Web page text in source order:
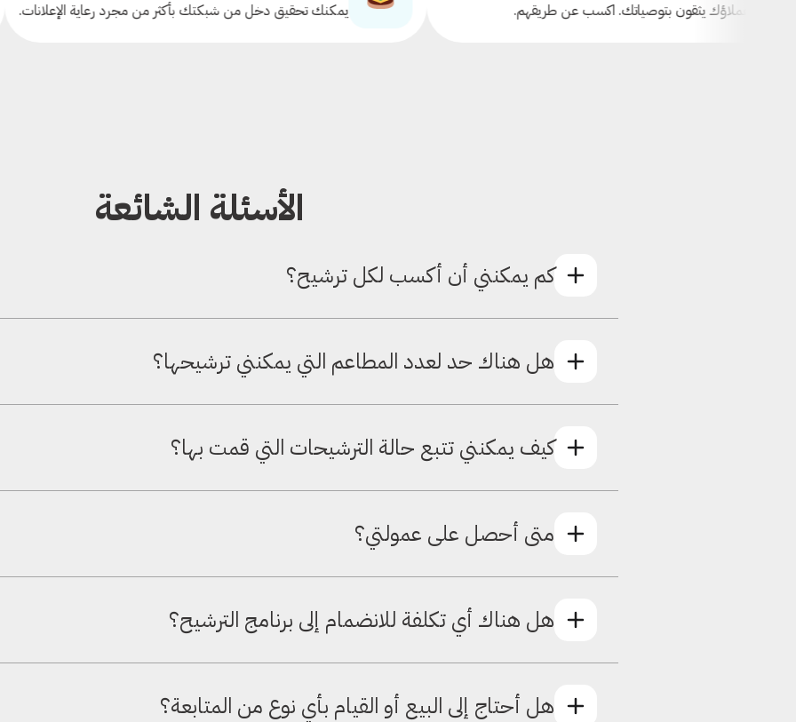
بتوصياتك. اكسب عن طريقهم. يمكنك تحقيق دخل من شبكتك بأكثر من مجرد رعاية الإعلانات. قم
الأسئلة الشائعة
كم يمكنني أن أكسب لكل ترشيح؟
هل هناك حد لعدد المطاعم التي يمكنني ترشيحها؟
كيف يمكنني تتبع حالة الترشيحات التي قمت بها؟
متى أحصل على عمولتي؟
هل هناك أي تكلفة للانضمام إلى برنامج الترشيح؟
هل أحتاج إلى البيع أو القيام بأي نوع من المتابعة؟